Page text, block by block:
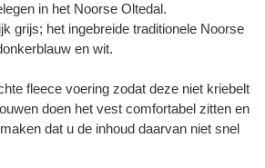
in het Noorse Oltedal.
grijs; het ingebreide traditionele Noorse
en wit.
fleece voering zodat deze niet kriebelt
doen het vest comfortabel zitten en
dat u de inhoud daarvan niet snel